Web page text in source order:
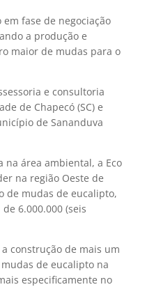
em fase de negociação
a produção e
maior de mudas para o
e consultoria
de Chapecó (SC) e
de Sananduva
área ambiental, a Eco
na região Oeste de
de mudas de eucalipto,
6.000.000 (seis
construção de mais um
de eucalipto na
especificamente no